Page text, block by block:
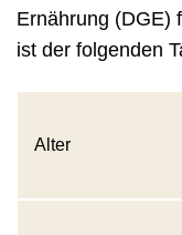
Ernährung (DGE)
ist der folgenden
Alter